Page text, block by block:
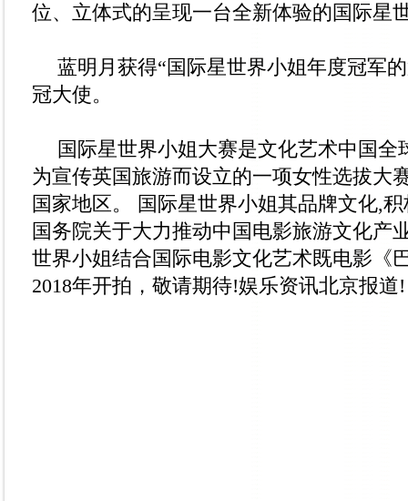
位、立体式的呈现一台全新体验的国际星
蓝明月获得“国际星世界小姐年度冠军
冠大使。
国际星世界小姐大赛是文化艺术中国全
为宣传英国旅游而设立的一项女性选拔大
国家地区。 国际星世界小姐其品牌文化,
国务院关于大力推动中国电影旅游文化产
世界小姐结合国际电影文化艺术既电影《
2018年开拍，敬请期待!娱乐资讯北京报道!